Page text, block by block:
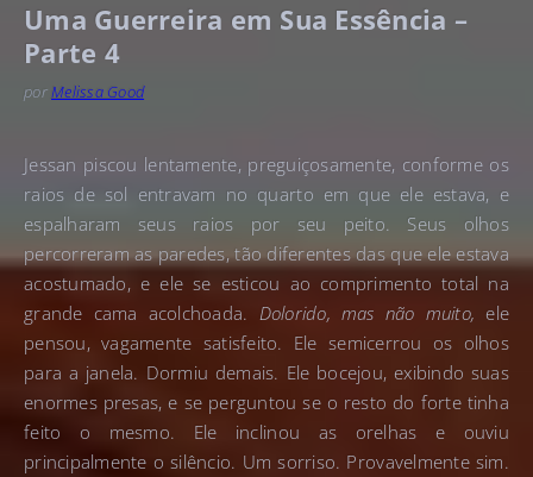
Uma Guerreira em Sua Essência –
Parte 4
porMelissa Good
Jessan piscou lentamente, preguiçosamente, conforme os
raios de sol entravam no quarto em que ele estava, e
espalharam seus raios por seu peito. Seus olhos
percorreram as paredes, tão diferentes das que ele estava
acostumado, e ele se esticou ao comprimento total na
grande cama acolchoada. Dolorido, mas não muito, ele
pensou, vagamente satisfeito. Ele semicerrou os olhos
para a janela. Dormiu demais. Ele bocejou, exibindo suas
enormes presas, e se perguntou se o resto do forte tinha
feito o mesmo. Ele inclinou as orelhas e ouviu
principalmente o silêncio. Um sorriso. Provavelmente sim.